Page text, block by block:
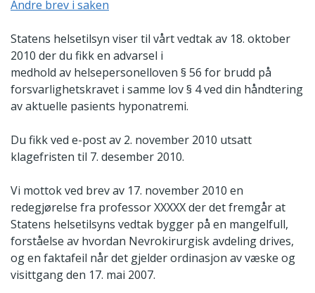
Andre brev i saken
Statens helsetilsyn viser til vårt vedtak av 18. oktober
2010 der du fikk en advarsel i
medhold av helsepersonelloven § 56 for brudd på
forsvarlighetskravet i samme lov § 4 ved din håndtering
av aktuelle pasients hyponatremi.
Du fikk ved e-post av 2. november 2010 utsatt
klagefristen til 7. desember 2010.
Vi mottok ved brev av 17. november 2010 en
redegjørelse fra professor XXXXX der det fremgår at
Statens helsetilsyns vedtak bygger på en mangelfull,
forståelse av hvordan Nevrokirurgisk avdeling drives,
og en faktafeil når det gjelder ordinasjon av væske og
visittgang den 17. mai 2007.